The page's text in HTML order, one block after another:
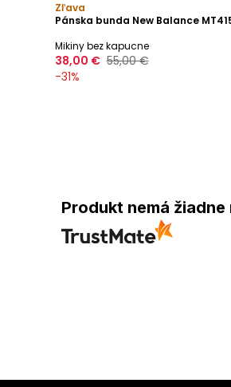
Zľava
Pánska bunda New Balance
Mikiny bez kapucne
38,00 € 55,00 €
-31%
Produkt nemá žiadne